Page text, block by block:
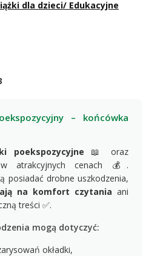
dla dzieci/ Edukacyjne
– końcówka
poekspozycyjne 📖 oraz
atrakcyjnych cenach 💰.
posiadać drobne uszkodzenia,
na komfort czytania ani
treści ✅.
mogą dotyczyć:
okładki,